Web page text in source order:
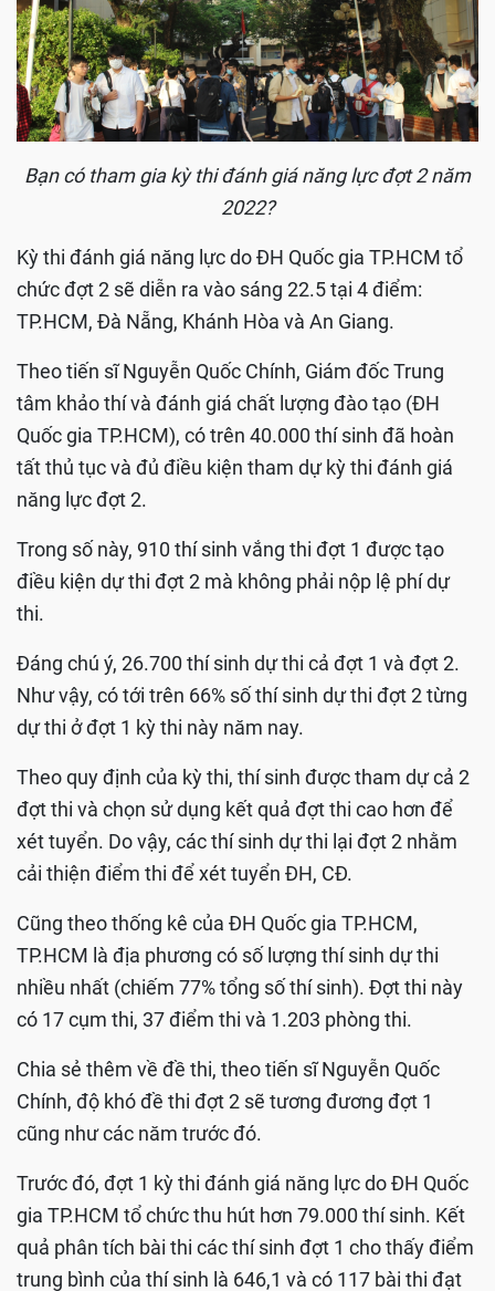
Bạn có tham gia kỳ thi đánh giá năng lực đợt 2 năm
2022?
Kỳ thi đánh giá năng lực do ĐH Quốc gia TP.HCM tổ
chức đợt 2 sẽ diễn ra vào sáng 22.5 tại 4 điểm:
TP.HCM, Đà Nẵng, Khánh Hòa và An Giang.
Theo tiến sĩ Nguyễn Quốc Chính, Giám đốc Trung
tâm khảo thí và đánh giá chất lượng đào tạo (ĐH
Quốc gia TP.HCM), có trên 40.000 thí sinh đã hoàn
tất thủ tục và đủ điều kiện tham dự kỳ thi đánh giá
năng lực đợt 2.
Trong số này, 910 thí sinh vắng thi đợt 1 được tạo
điều kiện dự thi đợt 2 mà không phải nộp lệ phí dự
thi.
Đáng chú ý, 26.700 thí sinh dự thi cả đợt 1 và đợt 2.
Như vậy, có tới trên 66% số thí sinh dự thi đợt 2 từng
dự thi ở đợt 1 kỳ thi này năm nay.
Theo quy định của kỳ thi, thí sinh được tham dự cả 2
đợt thi và chọn sử dụng kết quả đợt thi cao hơn để
xét tuyển. Do vậy, các thí sinh dự thi lại đợt 2 nhằm
cải thiện điểm thi để xét tuyển ĐH, CĐ.
Cũng theo thống kê của ĐH Quốc gia TP.HCM,
TP.HCM là địa phương có số lượng thí sinh dự thi
nhiều nhất (chiếm 77% tổng số thí sinh). Đợt thi này
có 17 cụm thi, 37 điểm thi và 1.203 phòng thi.
Chia sẻ thêm về đề thi, theo tiến sĩ Nguyễn Quốc
Chính, độ khó đề thi đợt 2 sẽ tương đương đợt 1
cũng như các năm trước đó.
Trước đó, đợt 1 kỳ thi đánh giá năng lực do ĐH Quốc
gia TP.HCM tổ chức thu hút hơn 79.000 thí sinh. Kết
quả phân tích bài thi các thí sinh đợt 1 cho thấy điểm
trung bình của thí sinh là 646,1 và có 117 bài thi đạt